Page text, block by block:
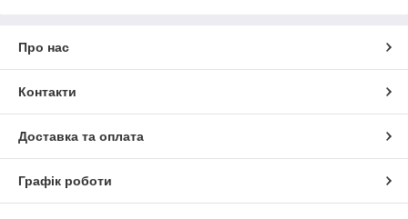
Про нас
Контакти
Доставка та оплата
Графік роботи